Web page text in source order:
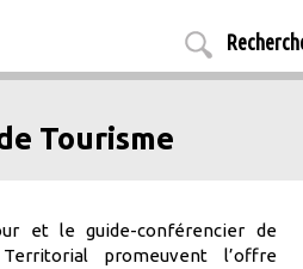
de Tourisme
et le guide-conférencier de
promeuvent l’offre